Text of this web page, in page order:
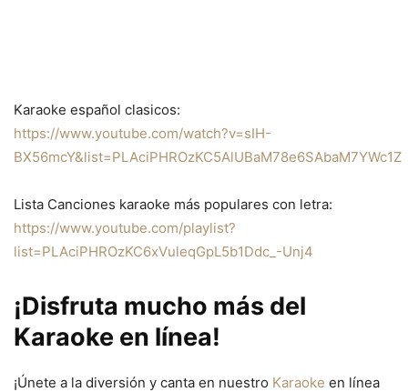
Karaoke español clasicos:
https://www.youtube.com/watch?v=sIH-
BX56mcY&list=PLAciPHROzKC5AlUBaM78e6SAbaM7YWc1Z
Lista Canciones karaoke más populares con letra:
https://www.youtube.com/playlist?
list=PLAciPHROzKC6xVuleqGpL5b1Ddc_-Unj4
¡Disfruta mucho más del
Karaoke en línea!
¡Únete a la diversión y canta en nuestro Karaoke en línea